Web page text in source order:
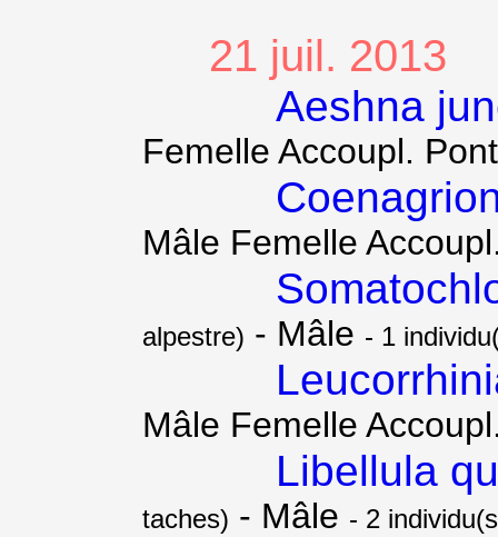
21 juil. 2013
Aeshna
Femelle Accoupl.
Mâle Femelle
alpestre) - Mâle - 1
Mâle Femelle
Libellula
taches) - Mâle - 2